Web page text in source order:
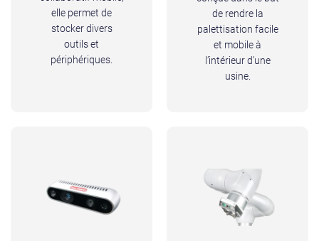
elle permet de
stocker divers
outils et
périphériques.
de rendre la
palettisation facile
et mobile à
l’intérieur d’une
usine.